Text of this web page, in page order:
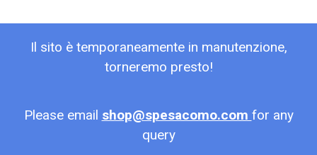
Il sito è temporaneamente in manutenzione,
torneremo presto!
Please email shop@spesacomo.com for any
query